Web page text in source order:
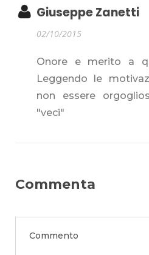
Giuseppe Zanetti
02/10/2015
Onore e merito a
Leggendo le
non essere
"veci"
Commenta